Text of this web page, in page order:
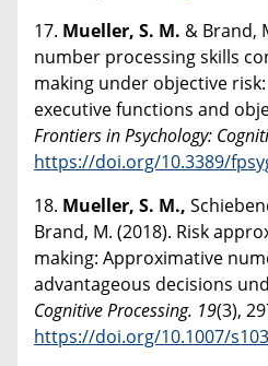
17. Mueller, S. M. & Brand,
number processing skills
making under objective
executive functions and
Frontiers in Psychology:
https://doi.org/10.3389/
18. Mueller, S. M.,
Brand, M. (2018). Risk
making: Approximative
advantageous decisions
Cognitive Processing. 19(3),
https://doi.org/10.1007/